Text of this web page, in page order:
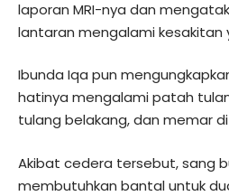
laporan MRI-nya dan
lantaran mengalami kesakitan
Ibunda Iqa pun
hatinya mengalami patah
tulang belakang, dan memar
Akibat cedera tersebut, sang
membutuhkan bantal untuk